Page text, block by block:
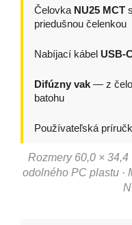
Čelovka NU25 MCT
priedušnou čelenkou
Nabíjací kábel USB-
Difúzny vak — z
batohu
Používateľská
Rozmery 60,0 × 34,4
odolného PC plastu ·